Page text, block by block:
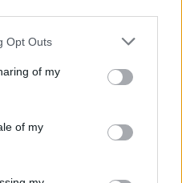
Opt Outs
of my
of my